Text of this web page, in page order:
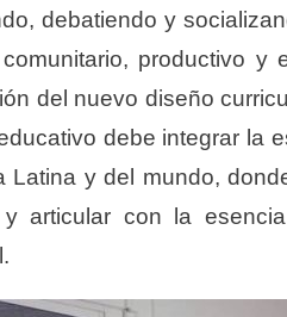
debatiendo y
productivo
del nuevo diseño
debe integrar la
Latina y del mundo,
y articular con la